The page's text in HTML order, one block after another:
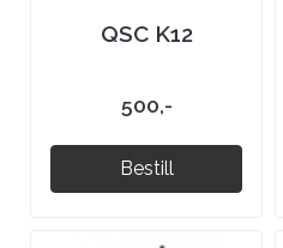
QSC K12
500,-
Bestill